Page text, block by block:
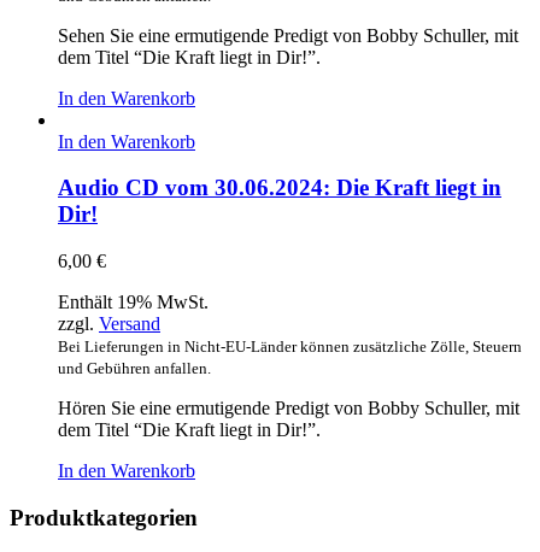
Sehen Sie eine ermutigende Predigt von Bobby Schuller, mit
dem Titel “Die Kraft liegt in Dir!”.
In den Warenkorb
In den Warenkorb
Audio CD vom 30.06.2024: Die Kraft liegt in
Dir!
6,00 €
Enthält 19% MwSt.
zzgl. Versand
Bei Lieferungen in Nicht-EU-Länder können zusätzliche Zölle, Steuern
und Gebühren anfallen.
Hören Sie eine ermutigende Predigt von Bobby Schuller, mit
dem Titel “Die Kraft liegt in Dir!”.
In den Warenkorb
Produktkategorien